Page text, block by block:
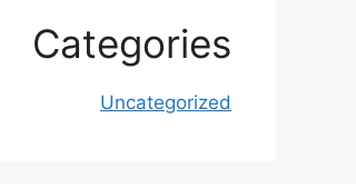
Categories
Uncategorized